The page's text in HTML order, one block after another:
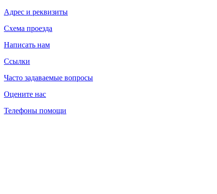
Адрес и реквизиты
Схема проезда
Написать нам
Ссылки
Часто задаваемые вопросы
Оцените нас
Телефоны помощи